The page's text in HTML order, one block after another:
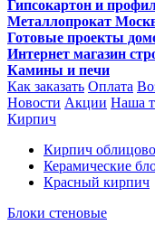
Гипсокартон и
Металлопрокат
Готовые проекты
Интернет магазин
Камины и печи
Как заказать Оплата
Новости Акции Наша
Кирпич
Кирпич
Керамические
Красный кирпич
Блоки стеновые